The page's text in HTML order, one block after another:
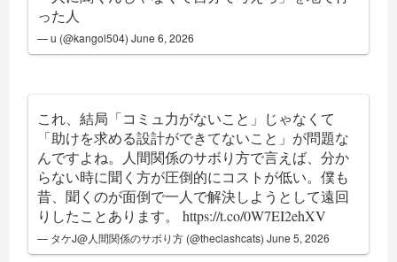
った人
— u (@kangol504)June 6, 2026
これ、結局「コミュ力がないこと」じゃなくて
「助けを求める設計ができてないこと」が問題な
んですよね。人間関係のサボり方で言えば、分か
らない時に聞く方が圧倒的にコストが低い。僕も
昔、聞くのが面倒で一人で解決しようとして遠回
りしたことあります。https://t.co/0W7EI2ehXV
— タケJ@人間関係のサボり方 (@theclashcats)June 5, 2026